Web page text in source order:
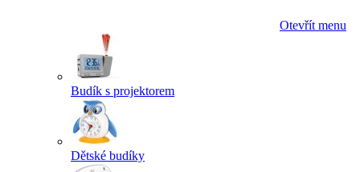
Otevřít menu
Budík s projektorem
Dětské budíky